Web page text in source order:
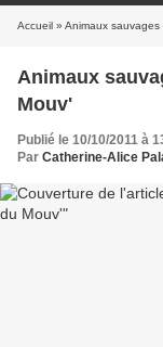
Accueil » Animaux
Animaux
Mouv'
Publié le 10/10/2011 à
Par Catherine-Alice